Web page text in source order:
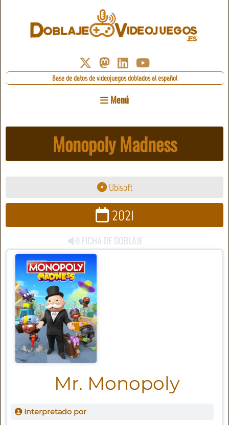
Base de datos de videojuegos doblados al español
Menú
Monopoly Madness
Ubisoft
2021
FICHA DE DOBLAJE
Mr. Monopoly
Interpretado por